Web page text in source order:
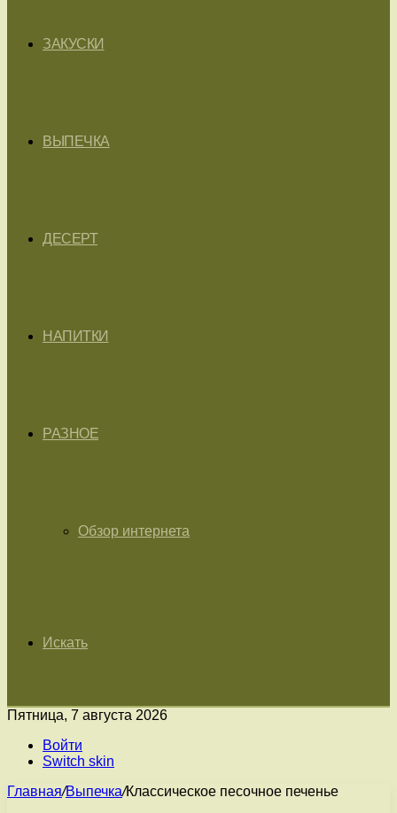
ЗАКУСКИ
ВЫПЕЧКА
ДЕСЕРТ
НАПИТКИ
РАЗНОЕ
Обзор интернета
Искать
Пятница, 7 августа 2026
Войти
Switch skin
Главная/Выпечка/Классическое песочное печенье